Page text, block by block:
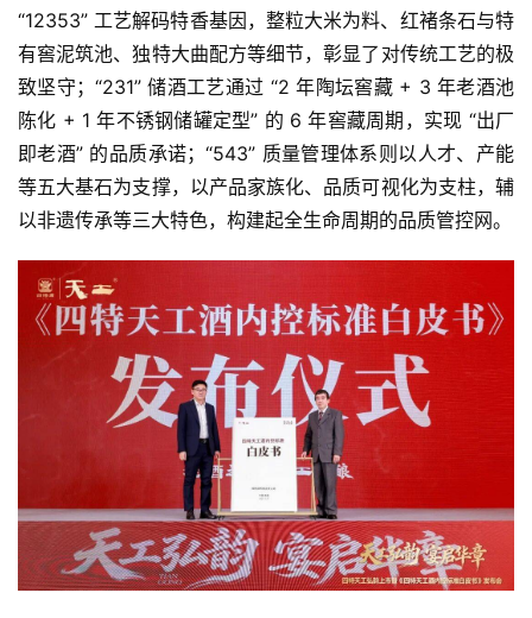
“12353” 工艺解码特香基因，整粒大米为料、红褚条石与特
有窖泥筑池、独特大曲配方等细节，彰显了对传统工艺的极
致坚守；“231” 储酒工艺通过 “2 年陶坛窖藏 + 3 年老酒池
陈化 + 1 年不锈钢储罐定型” 的 6 年窖藏周期，实现 “出厂
即老酒” 的品质承诺；“543” 质量管理体系则以人才、产能
等五大基石为支撑，以产品家族化、品质可视化为支柱，辅
以非遗传承等三大特色，构建起全生命周期的品质管控网。